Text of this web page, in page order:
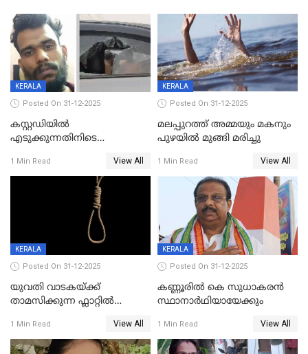
KERALA
Posted On 31-12-2025
കസ്റ്റഡിയിൽ
എടുക്കുന്നതിനിടെ
വധശ്രമക്കേസ് പ്രതി പിടിയിൽ
1 Min Read View All
KERALA
Posted On 31-12-2025
മലപ്പുറത്ത് അമ്മയും മകനും
പുഴയിൽ മുങ്ങി മരിച്ചു
1 Min Read View All
KERALA
Posted On 31-12-2025
യുവതി വാടകയ്ക്ക്
താമസിക്കുന്ന ഫ്ലാറ്റില്‍
സംഭവം കൈതപ്പൊയിലില്‍
1 Min Read View All
KERALA
Posted On 31-12-2025
കണ്ണൂരിൽ കെ സുധാകരൻ
സ്ഥാനാർഥിയായേക്കും
1 Min Read View All